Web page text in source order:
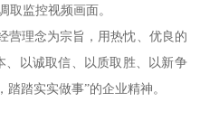
取监控视频画面。
营理念为宗旨，用热忱、优良的
、以诚取信、以质取胜、以新争
踏实实做事”的企业精神。